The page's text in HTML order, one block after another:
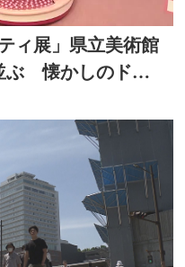
ィ展」県立美術館
ぶ 懐かしのドラ